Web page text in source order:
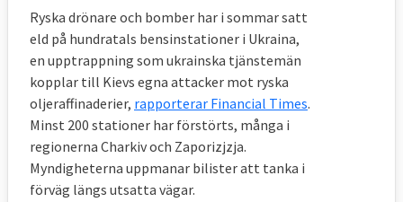
Ryska drönare och bomber har i sommar satt
eld på hundratals bensinstationer i Ukraina,
en upptrappning som ukrainska tjänstemän
kopplar till Kievs egna attacker mot ryska
oljeraffinaderier, rapporterar Financial Times.
Minst 200 stationer har förstörts, många i
regionerna Charkiv och Zaporizjzja.
Myndigheterna uppmanar bilister att tanka i
förväg längs utsatta vägar.